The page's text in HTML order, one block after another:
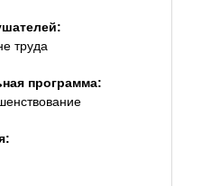
труда
программа: